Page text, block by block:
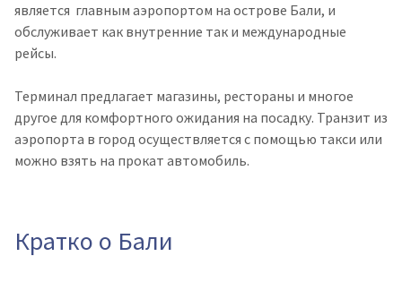
является главным аэропортом на острове Бали, и
обслуживает как внутренние так и международные
рейсы.
Терминал предлагает магазины, рестораны и многое
другое для комфортного ожидания на посадку. Транзит из
аэропорта в город осуществляется с помощью такси или
можно взять на прокат автомобиль.
Кратко о Бали